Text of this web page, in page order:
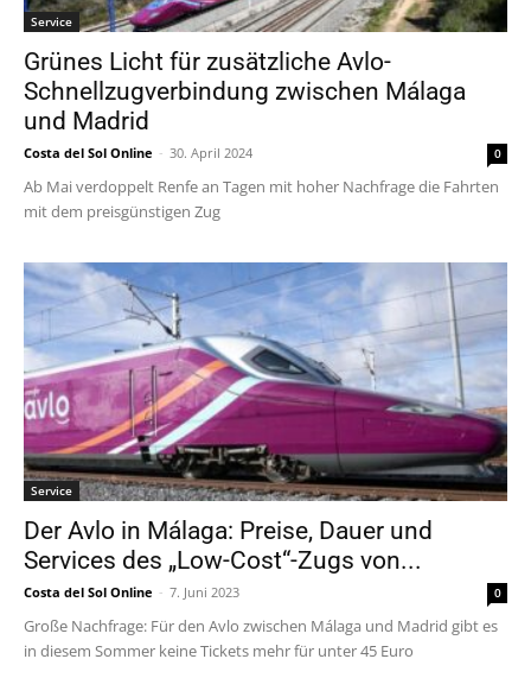
Service
Grünes Licht für zusätzliche Avlo-
Schnellzugverbindung zwischen Málaga
und Madrid
Costa del Sol Online - 30. April 2024 0
Ab Mai verdoppelt Renfe an Tagen mit hoher Nachfrage die Fahrten
mit dem preisgünstigen Zug
Service
Der Avlo in Málaga: Preise, Dauer und
Services des „Low-Cost“-Zugs von...
Costa del Sol Online - 7. Juni 2023 0
Große Nachfrage: Für den Avlo zwischen Málaga und Madrid gibt es
in diesem Sommer keine Tickets mehr für unter 45 Euro